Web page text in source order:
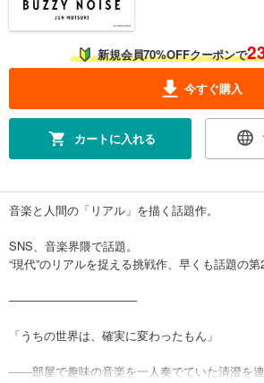
新規会員70%OFFクーポンで
今すぐ購入
カートに入れる
音楽と人間の「リアル」を描く話題作。
SNS、音楽界隈で話題。
“現代”のリアルを捉える挑戦作、早くも話題の第2
―――――――――――
「うちの世界は、確実に変わったもん」
――部屋で趣味の音楽を一人奏でていた清澄を